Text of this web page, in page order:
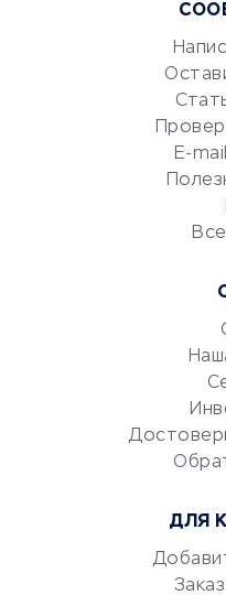
Маркетинг и
Репетиторство
Красота и
Сервисы по поиску
Сетевой маркетинг
УСЛУГИ ДЛЯ
документооборот
Юридические
Аудиторские
Бухгалтерия онлайн
E-
ДЛЯ